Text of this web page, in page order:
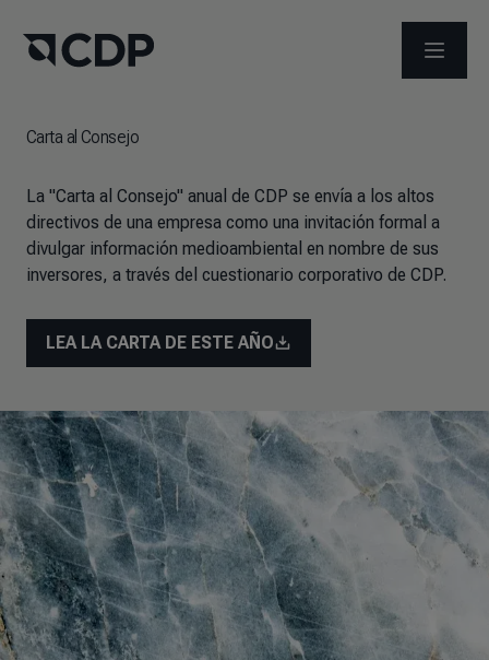
ABRIR
Carta al Consejo
La "Carta al Consejo" anual de CDP se envía a los altos
directivos de una empresa como una invitación formal a
divulgar información medioambiental en nombre de sus
inversores, a través del cuestionario corporativo de CDP.
LEA LA CARTA DE ESTE AÑO